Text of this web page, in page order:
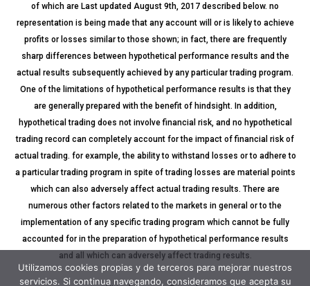
of which are Last updated August 9th, 2017 described below. no
representation is being made that any account will or is likely to achieve
profits or losses similar to those shown; in fact, there are frequently
sharp differences between hypothetical performance results and the
actual results subsequently achieved by any particular trading program.
One of the limitations of hypothetical performance results is that they
are generally prepared with the benefit of hindsight. In addition,
hypothetical trading does not involve financial risk, and no hypothetical
trading record can completely account for the impact of financial risk of
actual trading. for example, the ability to withstand losses or to adhere to
a particular trading program in spite of trading losses are material points
which can also adversely affect actual trading results. There are
numerous other factors related to the markets in general or to the
implementation of any specific trading program which cannot be fully
accounted for in the preparation of hypothetical performance results
and all which can adversely affect trading results.
Utilizamos cookies propias y de terceros para mejorar nuestros
servicios. Si continua navegando, consideramos que acepta su